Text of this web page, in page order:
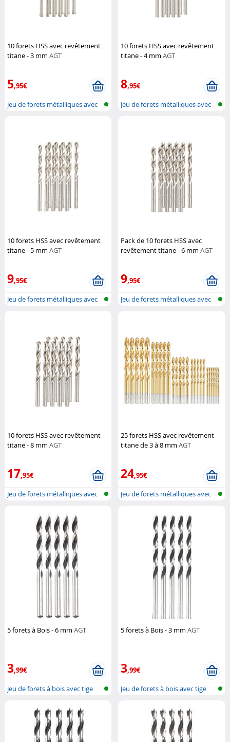
10 forets HSS avec revêtement
titane - 3 mm AGT
5,95€
Jeu de forets métalliques avec
10 forets HSS avec revêtement
titane - 4 mmAGT
8,95€
Jeu de forets métalliques avec
10 forets HSS avec revêtement
titane - 5 mm AGT
9,95€
Jeu de forets métalliques avec
Pack de 10 forets HSS avec
revêtement titane - 6 mmAGT
9,95€
Jeu de forets métalliques avec
10 forets HSS avec revêtement
titane - 8 mm AGT
17,95€
Jeu de forets métalliques avec
25 forets HSS avec revêtement
titane de 3 à 8 mmAGT
24,95€
Jeu de forets métalliques avec
5 forets à Bois - 6 mm AGT
3,99€
Jeu de forets à bois avec tige
5 forets à Bois - 3 mmAGT
3,99€
Jeu de forets à bois avec tige